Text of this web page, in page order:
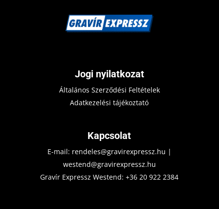
Jogi nyilatkozat
Általános Szerződési Feltételek
Adatkezelési tájékoztató
Kapcsolat
E-mail: rendeles@gravirexpressz.hu |
westend@gravirexpressz.hu
Gravír Expressz Westend:+36 20 922 2384